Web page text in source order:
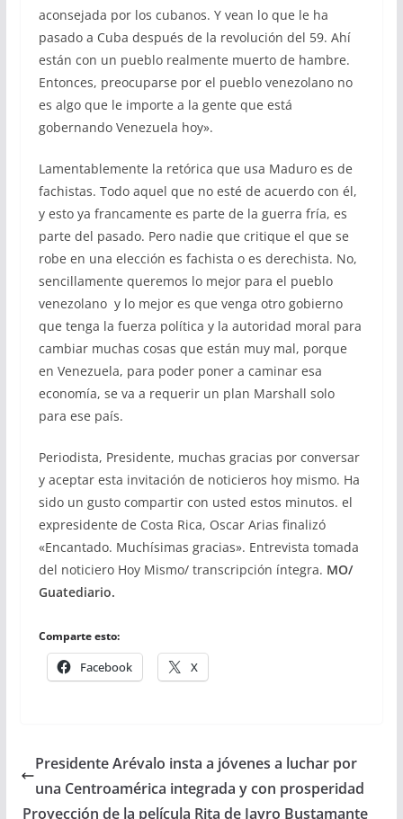
aconsejada por los cubanos. Y vean lo que le ha
pasado a Cuba después de la revolución del 59. Ahí
están con un pueblo realmente muerto de hambre.
Entonces, preocuparse por el pueblo venezolano no
es algo que le importe a la gente que está
gobernando Venezuela hoy».
Lamentablemente la retórica que usa Maduro es de
fachistas. Todo aquel que no esté de acuerdo con él,
y esto ya francamente es parte de la guerra fría, es
parte del pasado. Pero nadie que critique el que se
robe en una elección es fachista o es derechista. No,
sencillamente queremos lo mejor para el pueblo
venezolano y lo mejor es que venga otro gobierno
que tenga la fuerza política y la autoridad moral para
cambiar muchas cosas que están muy mal, porque
en Venezuela, para poder poner a caminar esa
economía, se va a requerir un plan Marshall solo
para ese país.
Periodista, Presidente, muchas gracias por conversar
y aceptar esta invitación de noticieros hoy mismo. Ha
sido un gusto compartir con usted estos minutos. el
expresidente de Costa Rica, Oscar Arias finalizó
«Encantado. Muchísimas gracias». Entrevista tomada
del noticiero Hoy Mismo/ transcripción íntegra. MO/
Guatediario.
Comparte esto:
Facebook X
Presidente Arévalo insta a jóvenes a luchar por
una Centroamérica integrada y con prosperidad
Proyección de la película Rita de Jayro Bustamante